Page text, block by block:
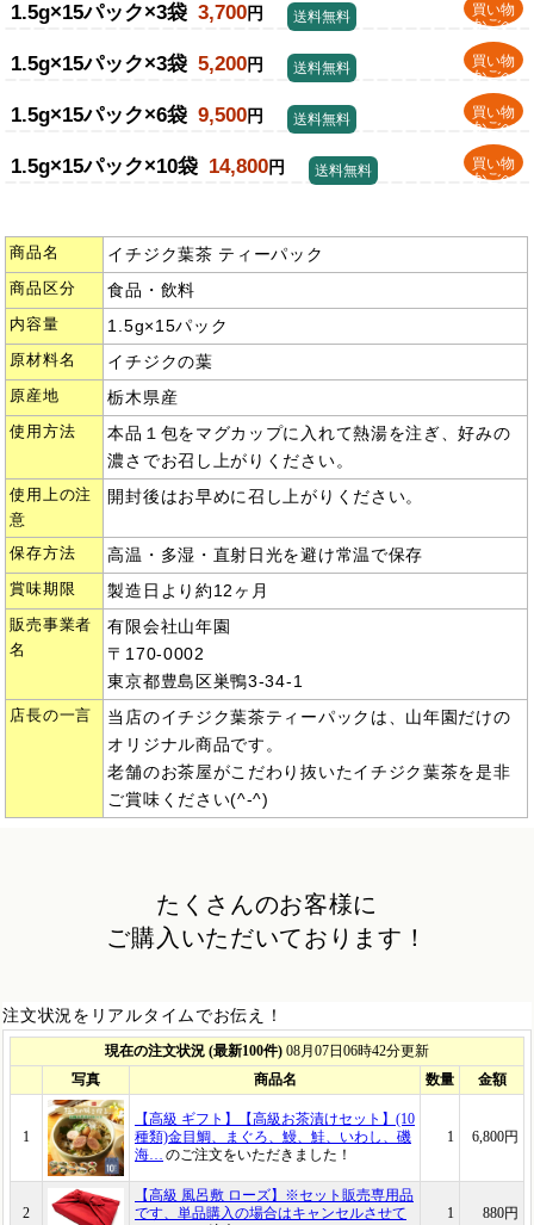
1.5g×15パック×3袋 3,700円
買い物
かごへ
送料無料
1.5g×15パック×3袋 5,200円
買い物
かごへ
送料無料
1.5g×15パック×6袋 9,500円
買い物
かごへ
送料無料
1.5g×15パック×10袋 14,800円
買い物
かごへ
送料無料
商品名 イチジク葉茶 ティーパック
商品区分 食品・飲料
内容量 1.5g×15パック
原材料名 イチジクの葉
原産地 栃木県産
使用方法
本品１包をマグカップに入れて熱湯を注ぎ、好みの
濃さでお召し上がりください。
使用上の注
意
開封後はお早めに召し上がりください。
保存方法 高温・多湿・直射日光を避け常温で保存
賞味期限 製造日より約12ヶ月
販売事業者
名
有限会社山年園
〒170-0002
東京都豊島区巣鴨3-34-1
店長の一言
当店のイチジク葉茶ティーパックは、山年園だけの
オリジナル商品です。
老舗のお茶屋がこだわり抜いたイチジク葉茶を是非
ご賞味ください(^-^)
たくさんのお客様に
ご購入いただいております！
注文状況をリアルタイムでお伝え！